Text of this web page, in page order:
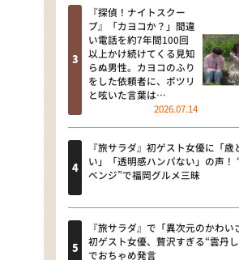
本日はダイアンなり
朝だ！生です旅サラ
教えて！ニュースラ
ミカタ
ＬＩＦＥ～夢のカタ
新婚さんいらっしゃ
ザキ山小屋本館
『探偵！ナイトスクー
プ』「カヨコか？」間違
い電話を約7年間100回
以上かけ続けてくる見知
らぬ男性。カヨコのふり
をした依頼者に、ポツリ
と呟いた言葉は…
2026.07.14
『旅サラダ』初ゲスト女優に「歳
い」「透明感ハンパない」の声！
ベンジ”で福岡グルメ三昧
『旅サラダ』で「異次元のかわい
初ゲスト女優、贅沢すぎる“雲丹
でおちゃめ発言